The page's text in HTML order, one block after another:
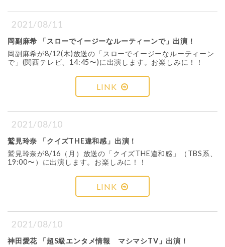
2021/08/11
岡副麻希 「スローでイージーなルーティーンで」出演！
岡副麻希が8/12(木)放送の「スローでイージーなルーティーン
で」(関西テレビ、14:45〜)に出演します。お楽しみに！！
LINK
2021/08/10
鷲見玲奈 「クイズTHE違和感」出演！
鷲見玲奈が8/16（月）放送の「クイズTHE違和感」（TBS系、
19:00〜）に出演します。お楽しみに！！
LINK
2021/08/10
神田愛花 「超S級エンタメ情報 マシマシTV」出演！